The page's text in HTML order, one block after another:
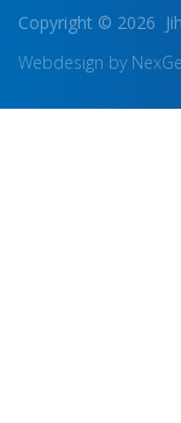
Copyright © 2026
Webdesign by